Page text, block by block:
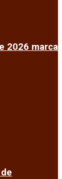
2026 marca